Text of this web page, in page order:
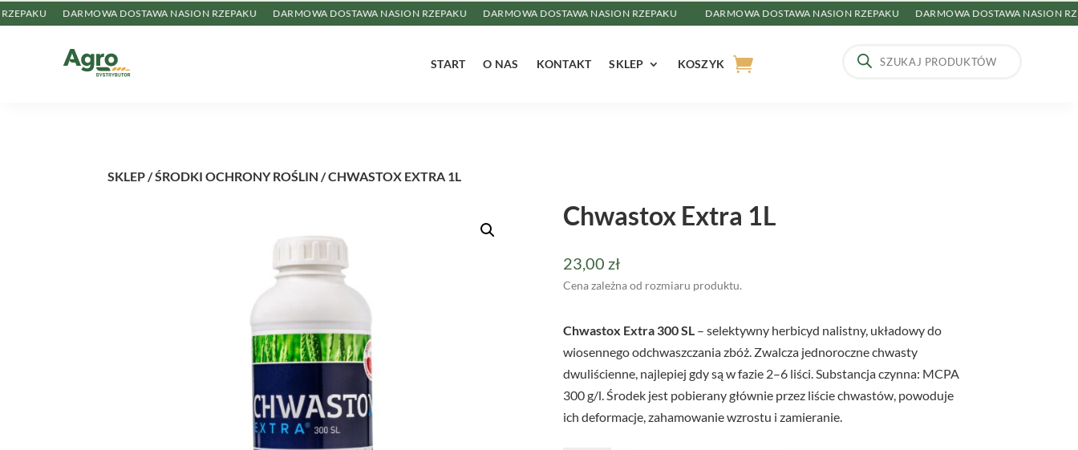
DARMOWA DOSTAWA NASION RZEPAKU DARMOWA DOSTAWA NASION RZEPAKU DARMOWA DOSTAWA NASION RZEPAKU DARMOWA DOSTAWA NASION RZEPAKU DARMOWA DOSTAWA NASION
START O NAS KONTAKT SKLEP KOSZYK
Wyszukiwarka
produktów
SKLEP/ŚRODKI OCHRONY ROŚLIN / CHWASTOX EXTRA 1L
Chwastox Extra 1L
23,00 zł
Cena zależna od rozmiaru produktu.
Chwastox Extra 300 SL– selektywny herbicyd nalistny, układowy do
wiosennego odchwaszczania zbóż. Zwalcza jednoroczne chwasty
dwuliścienne, najlepiej gdy są w fazie 2–6 liści. Substancja czynna: MCPA
300 g/l. Środek jest pobierany głównie przez liście chwastów, powoduje
ich deformacje, zahamowanie wzrostu i zamieranie.